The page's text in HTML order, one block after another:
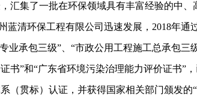
汇集了一批在环保领域具有丰富经验的中、
蓝清环保工程有限公司迅速发展，2018年
业承包三级”、“市政公用工程施工总承包
书”和“广东省环境污染治理能力评价证书”
（贯标）认证，并获得国家相关部门颁发